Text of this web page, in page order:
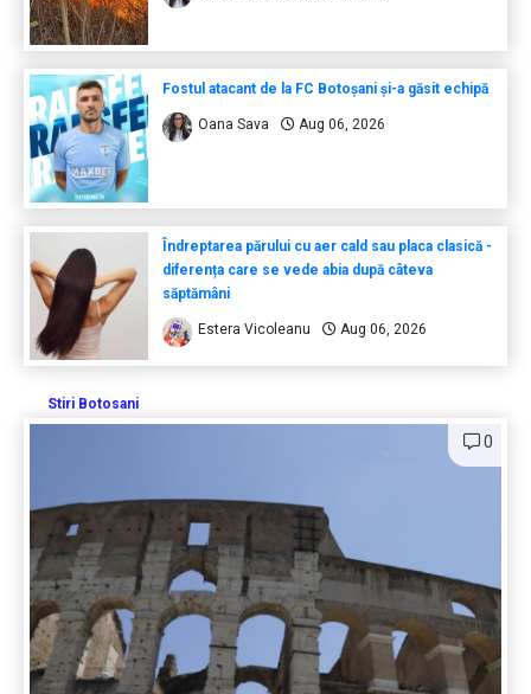
Fostul atacant de la FC Botoșani și-a găsit echipă
Oana Sava Aug 06, 2026
Îndreptarea părului cu aer cald sau placa clasică -
diferența care se vede abia după câteva
săptămâni
Estera Vicoleanu Aug 06, 2026
Stiri Botosani
0